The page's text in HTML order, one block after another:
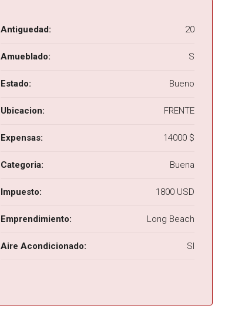
Antiguedad: 20
Amueblado: S
Estado: Bueno
Ubicacion: FRENTE
Expensas: 14000 $
Categoria: Buena
Impuesto: 1800 USD
Emprendimiento: Long Beach
Aire Acondicionado: SI